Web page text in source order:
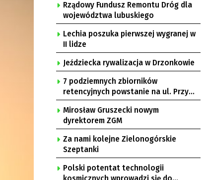
Rządowy Fundusz Remontu Dróg dla
województwa lubuskiego
Lechia poszuka pierwszej wygranej w
II lidze
Jeździecka rywalizacja w Drzonkowie
7 podziemnych zbiorników
retencyjnych powstanie na ul. Przy
Gazowni
Mirosław Gruszecki nowym
dyrektorem ZGM
Za nami kolejne Zielonogórskie
Szeptanki
Polski potentat technologii